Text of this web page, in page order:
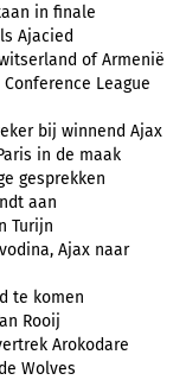
in finale
Ajacied
of Armenië
League
bij winnend Ajax
in de maak
gesprekken
aan
Turijn
Ajax naar
te komen
Rooij
Arokodare
Wolves